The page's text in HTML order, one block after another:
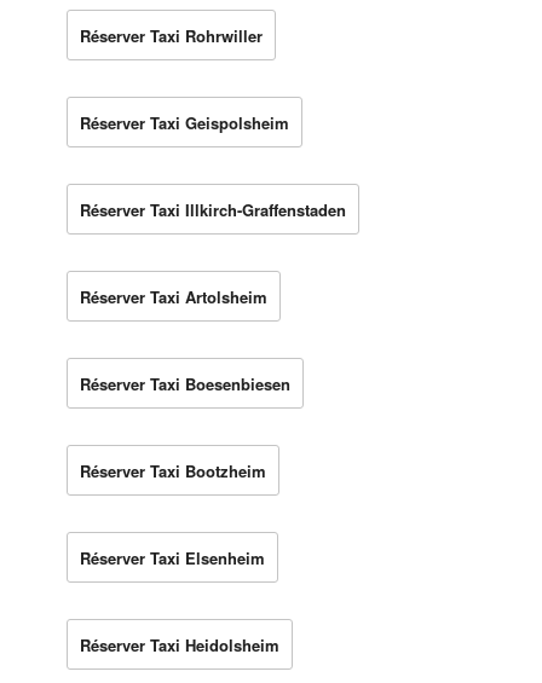
Réserver Taxi Rohrwiller
Réserver Taxi Geispolsheim
Réserver Taxi Illkirch-Graffenstaden
Réserver Taxi Artolsheim
Réserver Taxi Boesenbiesen
Réserver Taxi Bootzheim
Réserver Taxi Elsenheim
Réserver Taxi Heidolsheim